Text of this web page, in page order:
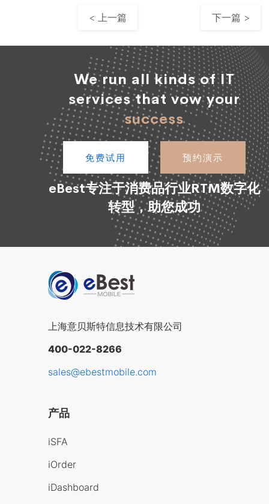
< 上一篇 下一篇 >
We run all kinds of IT
services that vow your
success
免费试用 预约演示
eBest专注于消费品行业RTM数字化
转型，助您成功
上海意贝斯特信息技术有限公司
400-022-8266
sales@ebestmobile.com
产品
iSFA
iOrder
iDashboard